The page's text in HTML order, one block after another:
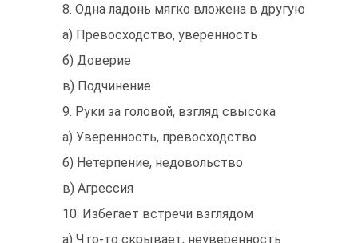
8. Одна ладонь мягко вложена в другую
а) Превосходство, уверенность
б) Доверие
в) Подчинение
9. Руки за головой, взгляд свысока
а) Уверенность, превосходство
б) Нетерпение, недовольство
в) Агрессия
10. Избегает встречи взглядом
а) Что-то скрывает, неуверенность